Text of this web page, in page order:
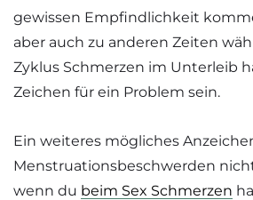
gewissen Empfindlichkeit
aber auch zu anderen Zeiten
Zyklus Schmerzen im Unterleib
Zeichen für ein Problem sein.
Ein weiteres mögliches
Menstruationsbeschwerden
wenn du beim Sex Schmerzen